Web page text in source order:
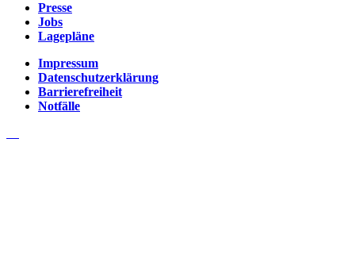
Presse
Jobs
Lagepläne
Impressum
Datenschutzerklärung
Barrierefreiheit
Notfälle